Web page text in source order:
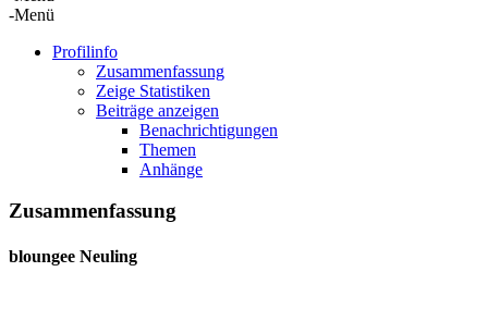
-Menü
Profilinfo
Zusammenfassung
Zeige Statistiken
Beiträge anzeigen
Benachrichtigungen
Themen
Anhänge
Zusammenfassung
bloungee Neuling